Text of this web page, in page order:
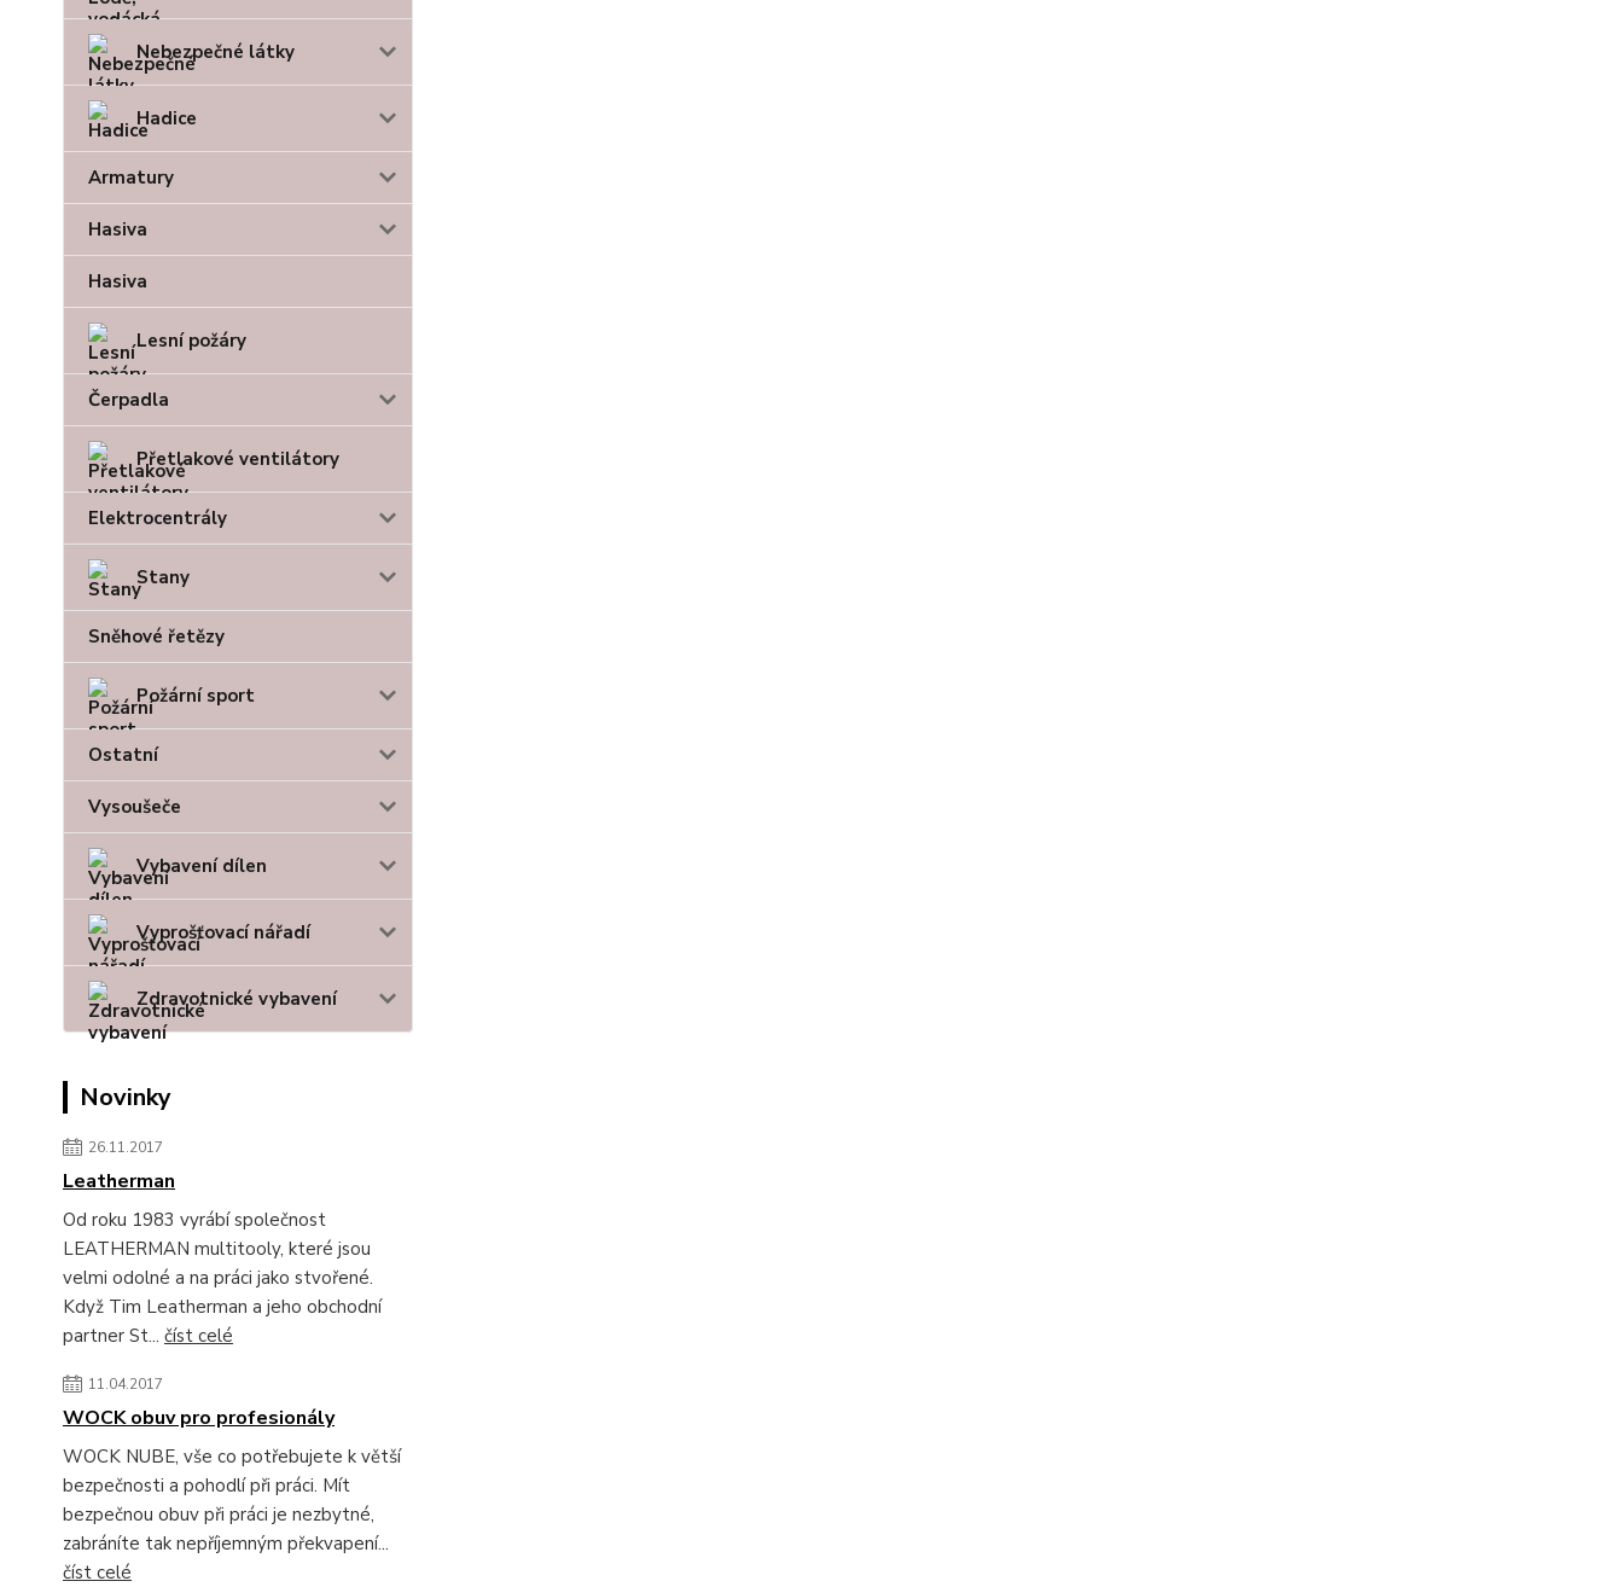
Nebezpečné látky
Hadice
Armatury
Hasiva
Hasiva
Lesní požáry
Čerpadla
Přetlakové ventilátory
Elektrocentrály
Stany
Sněhové řetězy
Požární sport
Ostatní
Vysoušeče
Vybavení dílen
Vyprošťovací nářadí
Zdravotnické vybavení
Novinky
26.11.2017
Leatherman
Od roku 1983 vyrábí společnost
LEATHERMAN multitooly, které jsou
velmi odolné a na práci jako stvořené.
Když Tim Leatherman a jeho obchodní
partner St... číst celé
11.04.2017
WOCK obuv pro profesionály
WOCK NUBE, vše co potřebujete k větší
bezpečnosti a pohodlí při práci. Mít
bezpečnou obuv při práci je nezbytné,
zabráníte tak nepříjemným překvapení...
číst celé